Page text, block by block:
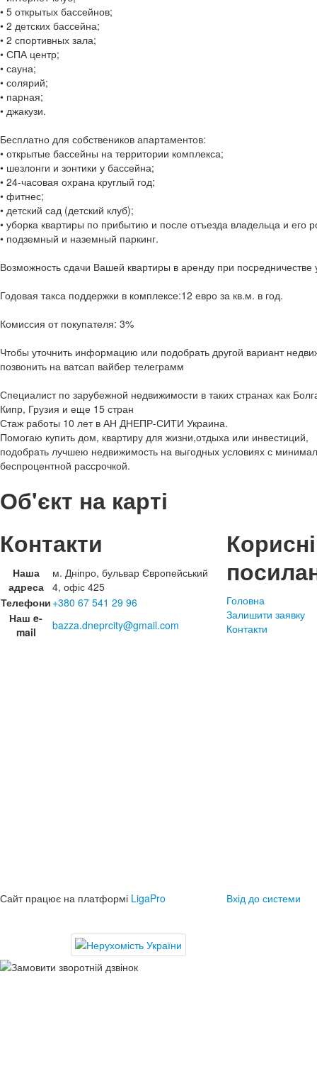
• 5 открытых бассейнов;
• 2 детских бассейна;
• 2 спортивных зала;
• СПА центр;
• сауна;
• солярий;
• парная;
• джакузи.
Бесплатно для собствеников апартаментов:
• открытые бассейны на территории комплекса;
• шезлонги и зонтики у бассейна;
• 24-часовая охрана круглый год;
• фитнес;
• детский сад (детский клуб);
• уборка квартиры по прибытию и после отъезда владельца и его
• подземный и наземный паркинг.
Возможность сдачи Вашей квартиры в аренду при
Годовая такса поддержки в комплексе:12 евро за кв.м. в год.
Комиссия от покупателя: 3%
Чтобы уточнить информацию или подобрать другой вариант
позвонить на ватсап вайбер телеграмм
Специалист по зарубежной недвижимости в таких странах как
Кипр, Грузия и еще 15 стран
Стаж работы 10 лет в АН ДНЕПР-СИТИ Украина.
Помогаю купить дом, квартиру для жизни,отдыха или инвестиций,
подобрать лучшею недвижимость на выгодных условиях с
беспроцентной рассрочкой.
Об'єкт на карті
Контакти
Наша
адреса
м. Дніпро, бульвар Європейський
4, офіс 425
Телефони +380 67 541 29 96
Наш e-
mail
bazza.dneprcity@gmail.com
Корисні
Головна
Залишити заявку
Контакти
Сайт працює на платформі LigaPro Вхід до системи